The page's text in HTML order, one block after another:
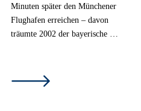
Minuten später den Münchener
Flughafen erreichen – davon
träumte 2002 der bayerische …